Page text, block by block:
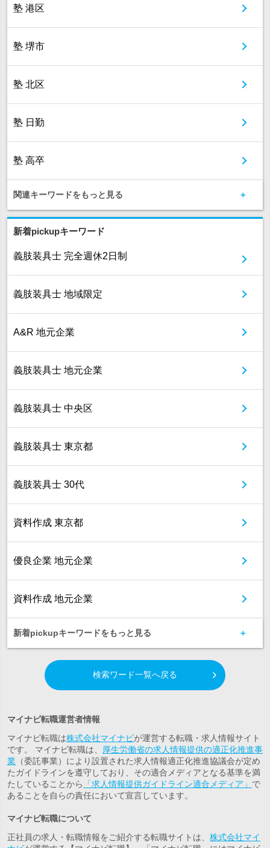
塾 港区
塾 堺市
塾 北区
塾 日勤
塾 高卒
関連キーワードをもっと見る
新着pickupキーワード
義肢装具士 完全週休2日制
義肢装具士 地域限定
A&R 地元企業
義肢装具士 地元企業
義肢装具士 中央区
義肢装具士 東京都
義肢装具士 30代
資料作成 東京都
優良企業 地元企業
資料作成 地元企業
新着pickupキーワードをもっと見る
検索ワード一覧へ戻る
マイナビ転職運営者情報
マイナビ転職は株式会社マイナビが運営する転職・求人情報サイト
です。 マイナビ転職は、
厚生労働省の求人情報提供の適正化推進事
業 （委託事業）により設置された求人情報適正化推進協議会が定め
たガイドラインを遵守しており、その適合メディアとなる基準を満
たしていることから
「求人情報提供ガイドライン適合メディア」 で
あることを自らの責任において宣言しています。
マイナビ転職について
正社員の求人・転職情報をご紹介する転職サイトは、 株式会社マイ